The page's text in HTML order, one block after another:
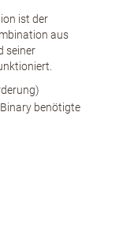
ist der
aus
seiner
Binary benötigte